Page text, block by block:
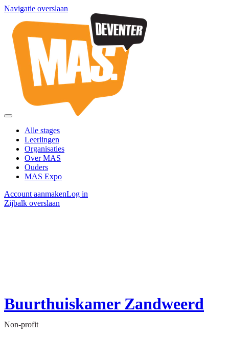
Navigatie overslaan
Alle stages
Leerlingen
Organisaties
Over MAS
Ouders
MAS Expo
Account aanmakenLog in
Zijbalk overslaan
Buurthuiskamer Zandweerd
Non-profit